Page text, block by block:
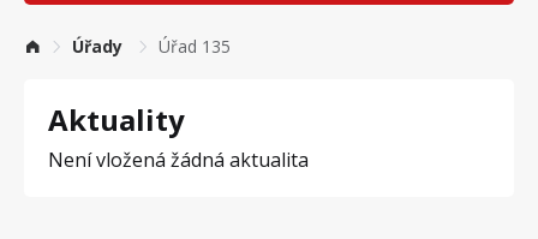
navigace
Úřady Úřad 135
Aktuality
Není vložená žádná aktualita